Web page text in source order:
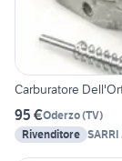
Carburatore
95 €Oderzo(TV)
Rivenditore SARRI